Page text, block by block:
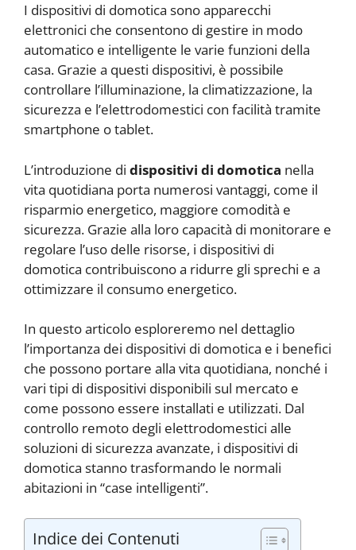
I dispositivi di domotica sono apparecchi
elettronici che consentono di gestire in modo
automatico e intelligente le varie funzioni della
casa. Grazie a questi dispositivi, è possibile
controllare l’illuminazione, la climatizzazione, la
sicurezza e l’elettrodomestici con facilità tramite
smartphone o tablet.
L’introduzione di dispositivi di domotica nella
vita quotidiana porta numerosi vantaggi, come il
risparmio energetico, maggiore comodità e
sicurezza. Grazie alla loro capacità di monitorare e
regolare l’uso delle risorse, i dispositivi di
domotica contribuiscono a ridurre gli sprechi e a
ottimizzare il consumo energetico.
In questo articolo esploreremo nel dettaglio
l’importanza dei dispositivi di domotica e i benefici
che possono portare alla vita quotidiana, nonché i
vari tipi di dispositivi disponibili sul mercato e
come possono essere installati e utilizzati. Dal
controllo remoto degli elettrodomestici alle
soluzioni di sicurezza avanzate, i dispositivi di
domotica stanno trasformando le normali
abitazioni in “case intelligenti”.
Indice dei Contenuti